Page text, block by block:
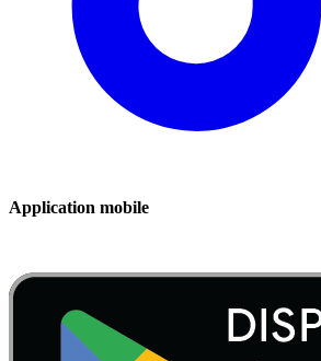
Application mobile